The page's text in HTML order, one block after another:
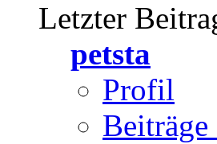
Letzter
petsta
Profil
Beiträge